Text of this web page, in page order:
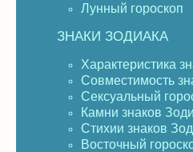
Лунный гороскоп
ЗНАКИ ЗОДИАКА
Характеристика
Совместимость
Сексуальный
Камни знаков
Стихии знаков
Восточный